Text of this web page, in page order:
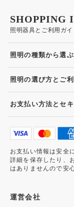
照明器具とご利用ガイ
SHOPPING
照明の種類から選ぶ
照明の選び方とご
お支払い方法とセ
お支払い情報は安全
詳細を保存したり、
はありませんので安
運営会社